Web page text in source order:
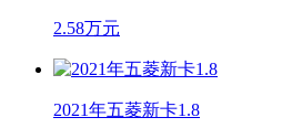
2.58万元
2021年五菱新卡1.8